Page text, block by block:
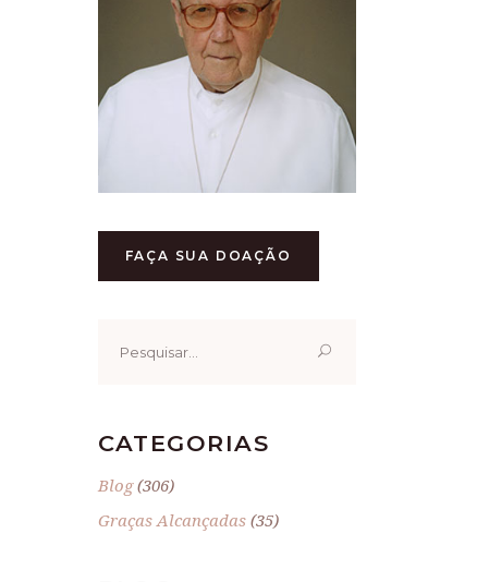
FAÇA SUA DOAÇÃO
por:
CATEGORIAS
Blog(306)
Graças Alcançadas(35)